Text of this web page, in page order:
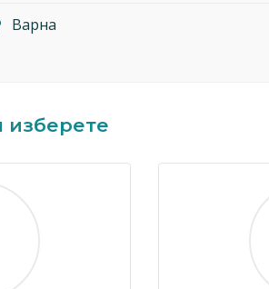
Варна
изберете